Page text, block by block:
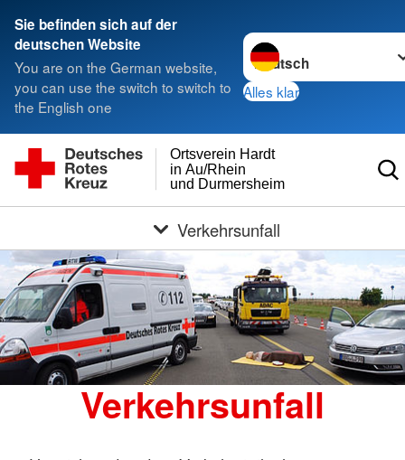
Sie befinden sich auf der
deutschen Website
You are on the German website,
you can use the switch to switch to
the English one
Sprache wechseln zu
Alles klar
und Durmersheim
in Au/Rhein
Ortsverein Hardt
Verkehrsunfall
Verkehrsunfall